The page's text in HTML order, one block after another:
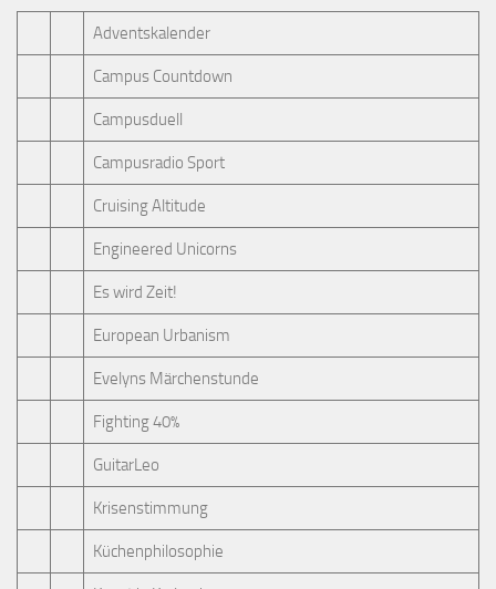
Adventskalender
Campus Countdown
Campusduell
Campusradio Sport
Cruising Altitude
Engineered Unicorns
Es wird Zeit!
European Urbanism
Evelyns Märchenstunde
Fighting 40%
GuitarLeo
Krisenstimmung
Küchenphilosophie